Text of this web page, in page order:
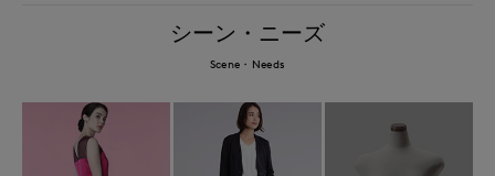
シーン・ニーズ
Scene・Needs